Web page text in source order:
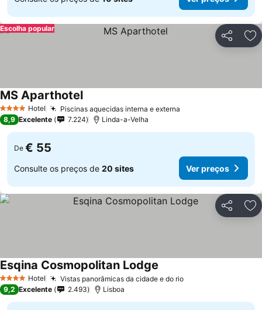
Partilhar
Escolha popular
4 EstrelasHotel Piscinas aquecidas interna e externa
MS Aparthotel
8,9 Excelente 7.224 Linda-a-Velha
De € 55
Consulte os preços de 20 sites Ver preços
Partilhar
4 EstrelasHotel Vistas panorâmicas da cidade e do rio
Esqina Cosmopolitan Lodge
9,2 Excelente 2.493 Lisboa